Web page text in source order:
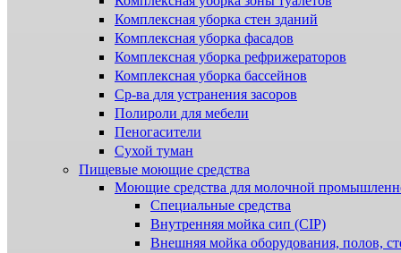
Комплексная уборка стен зданий
Комплексная уборка фасадов
Комплексная уборка рефрижераторов
Комплексная уборка бассейнов
Ср-ва для устранения засоров
Полироли для мебели
Пеногасители
Сухой туман
Пищевые моющие средства
Моющие средства для молочной
Специальные средства
Внутренняя мойка сип (CIP)
Внешняя мойка оборудования, полов,